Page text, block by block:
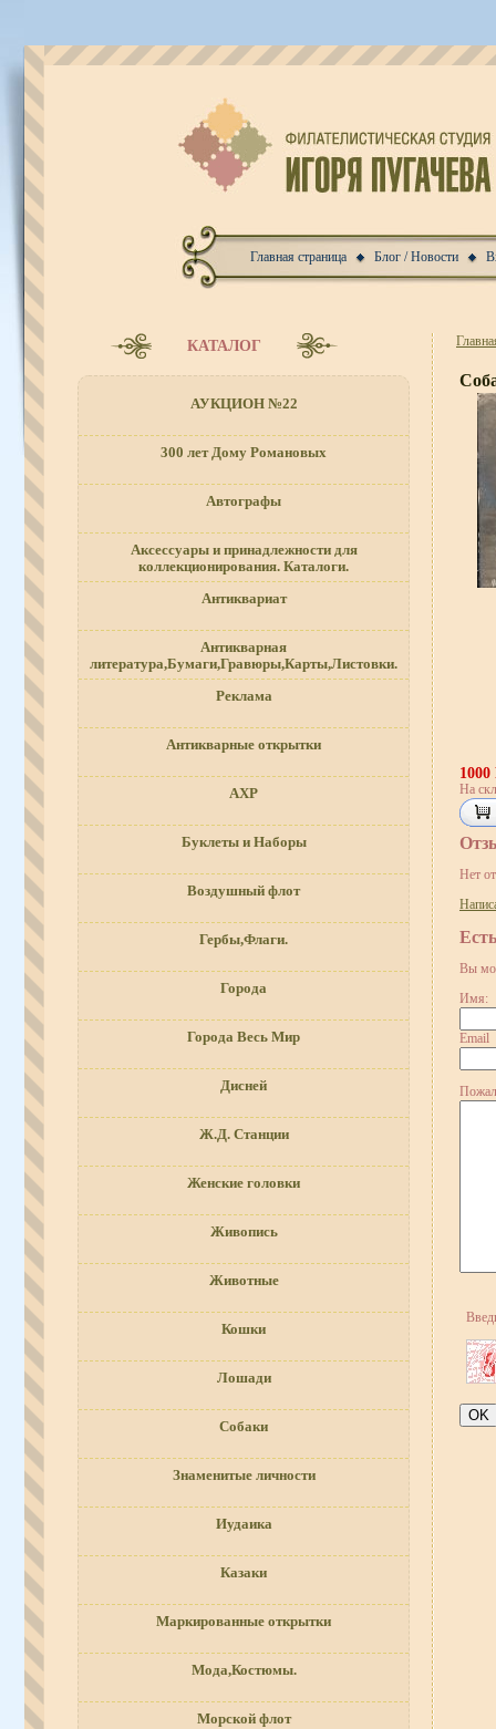
Главная страница Блог / Новости
КАТАЛОГ
АУКЦИОН №22
300 лет Дому Романовых
Автографы
Аксессуары и принадлежности для
коллекционирования. Каталоги.
Антиквариат
Антикварная
литература,Бумаги,Гравюры,Карты,Листовки.
Реклама
Антикварные открытки
АХР
Буклеты и Наборы
Воздушный флот
Гербы,Флаги.
Города
Города Весь Мир
Дисней
Ж.Д. Станции
Женские головки
Живопись
Животные
Кошки
Лошади
Собаки
Знаменитые личности
Иудаика
Казаки
Маркированные открытки
Мода,Костюмы.
Морской флот
На
Нет
Вы
Имя:
Email